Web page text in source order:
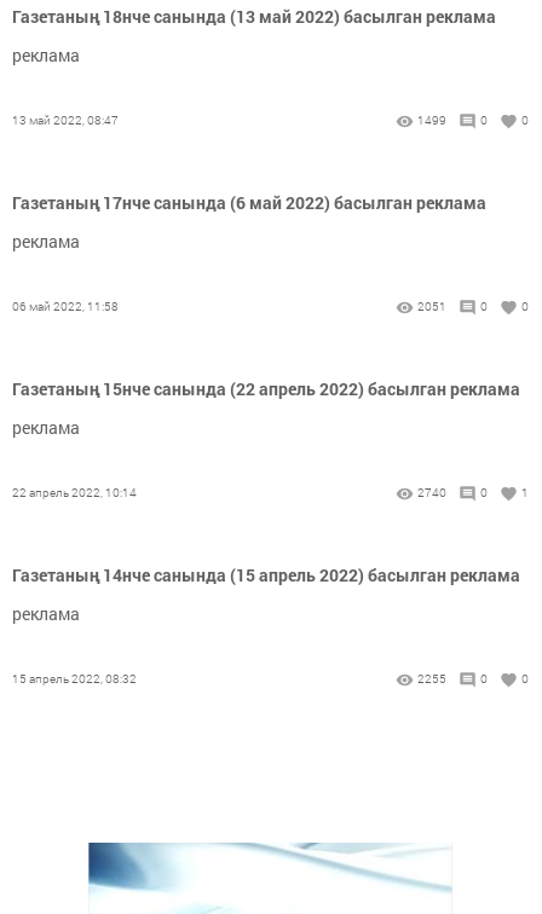
Газетаның 18нче санында (13 май 2022) басылган реклама
реклама
13 май 2022, 08:47 1499 0 0
Газетаның 17нче санында (6 май 2022) басылган реклама
реклама
06 май 2022, 11:58 2051 0 0
Газетаның 15нче санында (22 апрель 2022) басылган реклама
реклама
22 апрель 2022, 10:14 2740 0 1
Газетаның 14нче санында (15 апрель 2022) басылган реклама
реклама
15 апрель 2022, 08:32 2255 0 0